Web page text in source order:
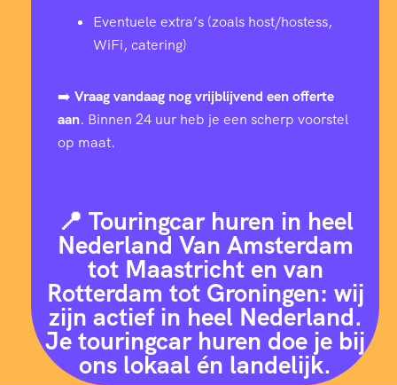
Eventuele extra’s (zoals host/hostess,
WiFi, catering)
➡️ Vraag vandaag nog vrijblijvend een offerte
aan. Binnen 24 uur heb je een scherp voorstel
op maat.
📍 Touringcar huren in heel
Nederland Van Amsterdam
tot Maastricht en van
Rotterdam tot Groningen: wij
zijn actief in heel Nederland.
Je touringcar huren doe je bij
ons lokaal én landelijk.